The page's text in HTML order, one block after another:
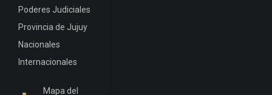
Poderes Judiciales
Provincia de Jujuy
Nacionales
Internacionales
Mapa del